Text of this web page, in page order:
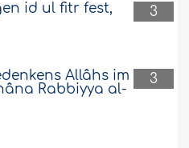
3
id ul fitr fest,
3
Allâhs im
Rabbiyya al-